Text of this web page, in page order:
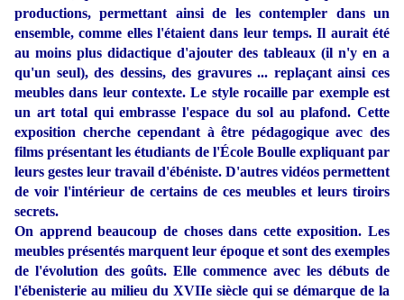
productions, permettant ainsi de les contempler dans un
ensemble, comme elles l'étaient dans leur temps. Il aurait été
au moins plus didactique d'ajouter des tableaux (il n'y en a
qu'un seul), des dessins, des gravures ... replaçant ainsi ces
meubles dans leur contexte. Le style rocaille par exemple est
un art total qui embrasse l'espace du sol au plafond. Cette
exposition cherche cependant à être pédagogique avec des
films présentant les étudiants de l'École Boulle expliquant par
leurs gestes leur travail d'ébéniste. D'autres vidéos permettent
de voir l'intérieur de certains de ces meubles et leurs tiroirs
secrets.
On apprend beaucoup de choses dans cette exposition. Les
meubles présentés marquent leur époque et sont des exemples
de l'évolution des goûts. Elle commence avec les débuts de
l'ébenisterie au milieu du XVIIe siècle qui se démarque de la